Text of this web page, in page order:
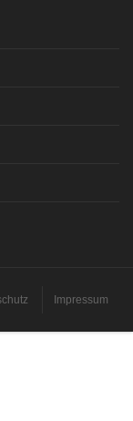
Impressum